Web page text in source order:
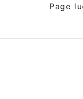
Page